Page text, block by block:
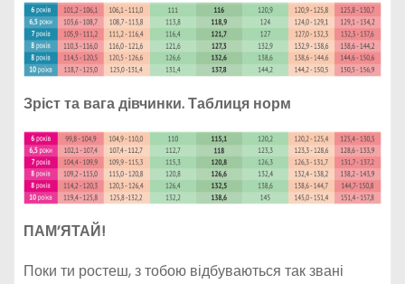
Зріст та вагадівчинки. Таблиця норм
ПАМ’ЯТАЙ!
Поки ти ростеш, з тобою відбуваються так звані